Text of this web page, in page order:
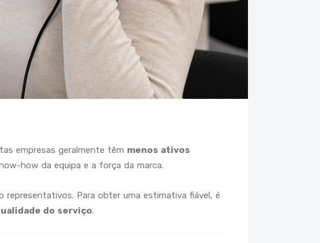
empresas geralmente têm menos ativos
how da equipa e a força da marca.
Para obter uma estimativa fiável, é
do serviço.